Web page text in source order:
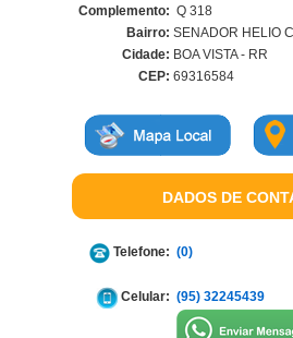
Complemento: Q 318
Bairro: SENADOR HELIO
Cidade: BOA VISTA - RR
CEP: 69316584
DADOS DE
Telefone: (0)
Celular: (95) 32245439